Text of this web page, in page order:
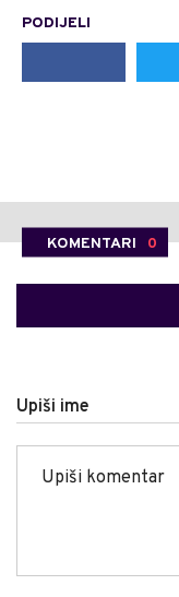
PODIJELI
KOMENTARI 0
Upiši ime